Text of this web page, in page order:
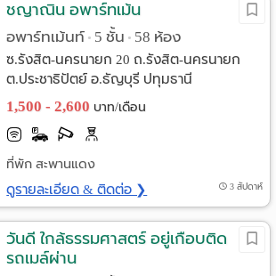
ชญาณิน อพาร์ทเม้น
อพาร์ทเม้นท์ • 5 ชั้น • 58 ห้อง
ซ.รังสิต-นครนายก 20 ถ.รังสิต-นครนายก
ต.ประชาธิปัตย์ อ.ธัญบุรี ปทุมธานี
1,500 - 2,600 บาท/เดือน
ที่พัก สะพานแดง
ดูรายละเอียด & ติดต่อ ❯ 3 สัปดาห์
วันดี ใกล้ธรรมศาสตร์ อยู่เกือบติด
รถเมล์ผ่าน